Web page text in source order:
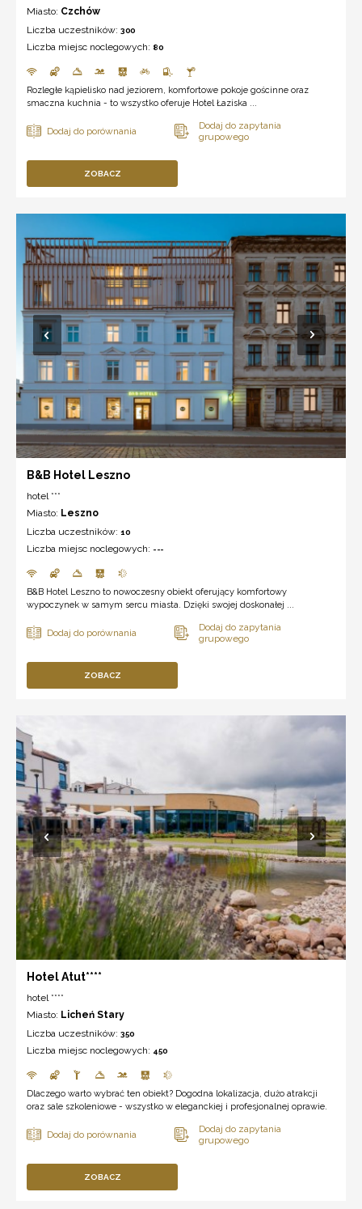
Miasto: Czchów
Liczba uczestników: 300
Liczba miejsc noclegowych: 80
Rozległe kąpielisko nad jeziorem, komfortowe pokoje gościnne oraz
smaczna kuchnia - to wszystko oferuje Hotel Łaziska ...
ZOBACZ
B&B Hotel Leszno
hotel ***
Miasto: Leszno
Liczba uczestników: 10
Liczba miejsc noclegowych: ---
B&B Hotel Leszno to nowoczesny obiekt oferujący komfortowy
wypoczynek w samym sercu miasta. Dzięki swojej doskonałej ...
ZOBACZ
Hotel Atut****
hotel ****
Miasto: Licheń Stary
Liczba uczestników: 350
Liczba miejsc noclegowych: 450
Dlaczego warto wybrać ten obiekt? Dogodna lokalizacja, dużo atrakcji
oraz sale szkoleniowe - wszystko w eleganckiej i profesjonalnej oprawie.
ZOBACZ